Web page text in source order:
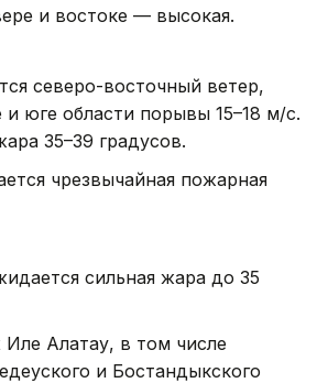
и востоке — высокая.
северо-восточный ветер,
юге области порывы 15–18 м/с.
35–39 градусов.
чрезвычайная пожарная
сильная жара до 35
Алатау, в том числе
и Бостандыкского